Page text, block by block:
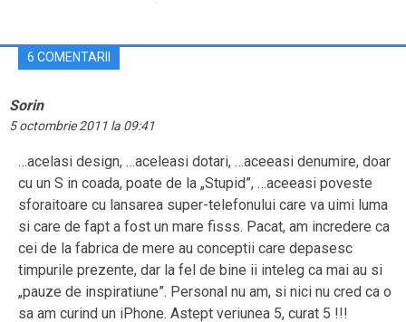
6 COMENTARII
Sorin
5 octombrie 2011 la 09:41
…acelasi design, …aceleasi dotari, …aceeasi denumire, doar
cu un S in coada, poate de la „Stupid”, …aceeasi poveste
sforaitoare cu lansarea super-telefonului care va uimi luma
si care de fapt a fost un mare fisss. Pacat, am incredere ca
cei de la fabrica de mere au conceptii care depasesc
timpurile prezente, dar la fel de bine ii inteleg ca mai au si
„pauze de inspiratiune”. Personal nu am, si nici nu cred ca o
sa am curind un iPhone. Astept veriunea 5, curat 5 !!!